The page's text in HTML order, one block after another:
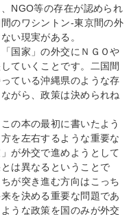
NGO等の存在が認められ
のワシントン‐東京間の外
い現実がある。
国家」の外交にＮＧＯや
ていくことです。二国間
ている沖縄県のような存
がら、政策は決められね
の本の最初に書いたよう
を左右するような重要な
が外交で進めようとして
は異なるということで
が突き進む方向はこっち
を決める重要な問題であ
うな政策を国のみが外交